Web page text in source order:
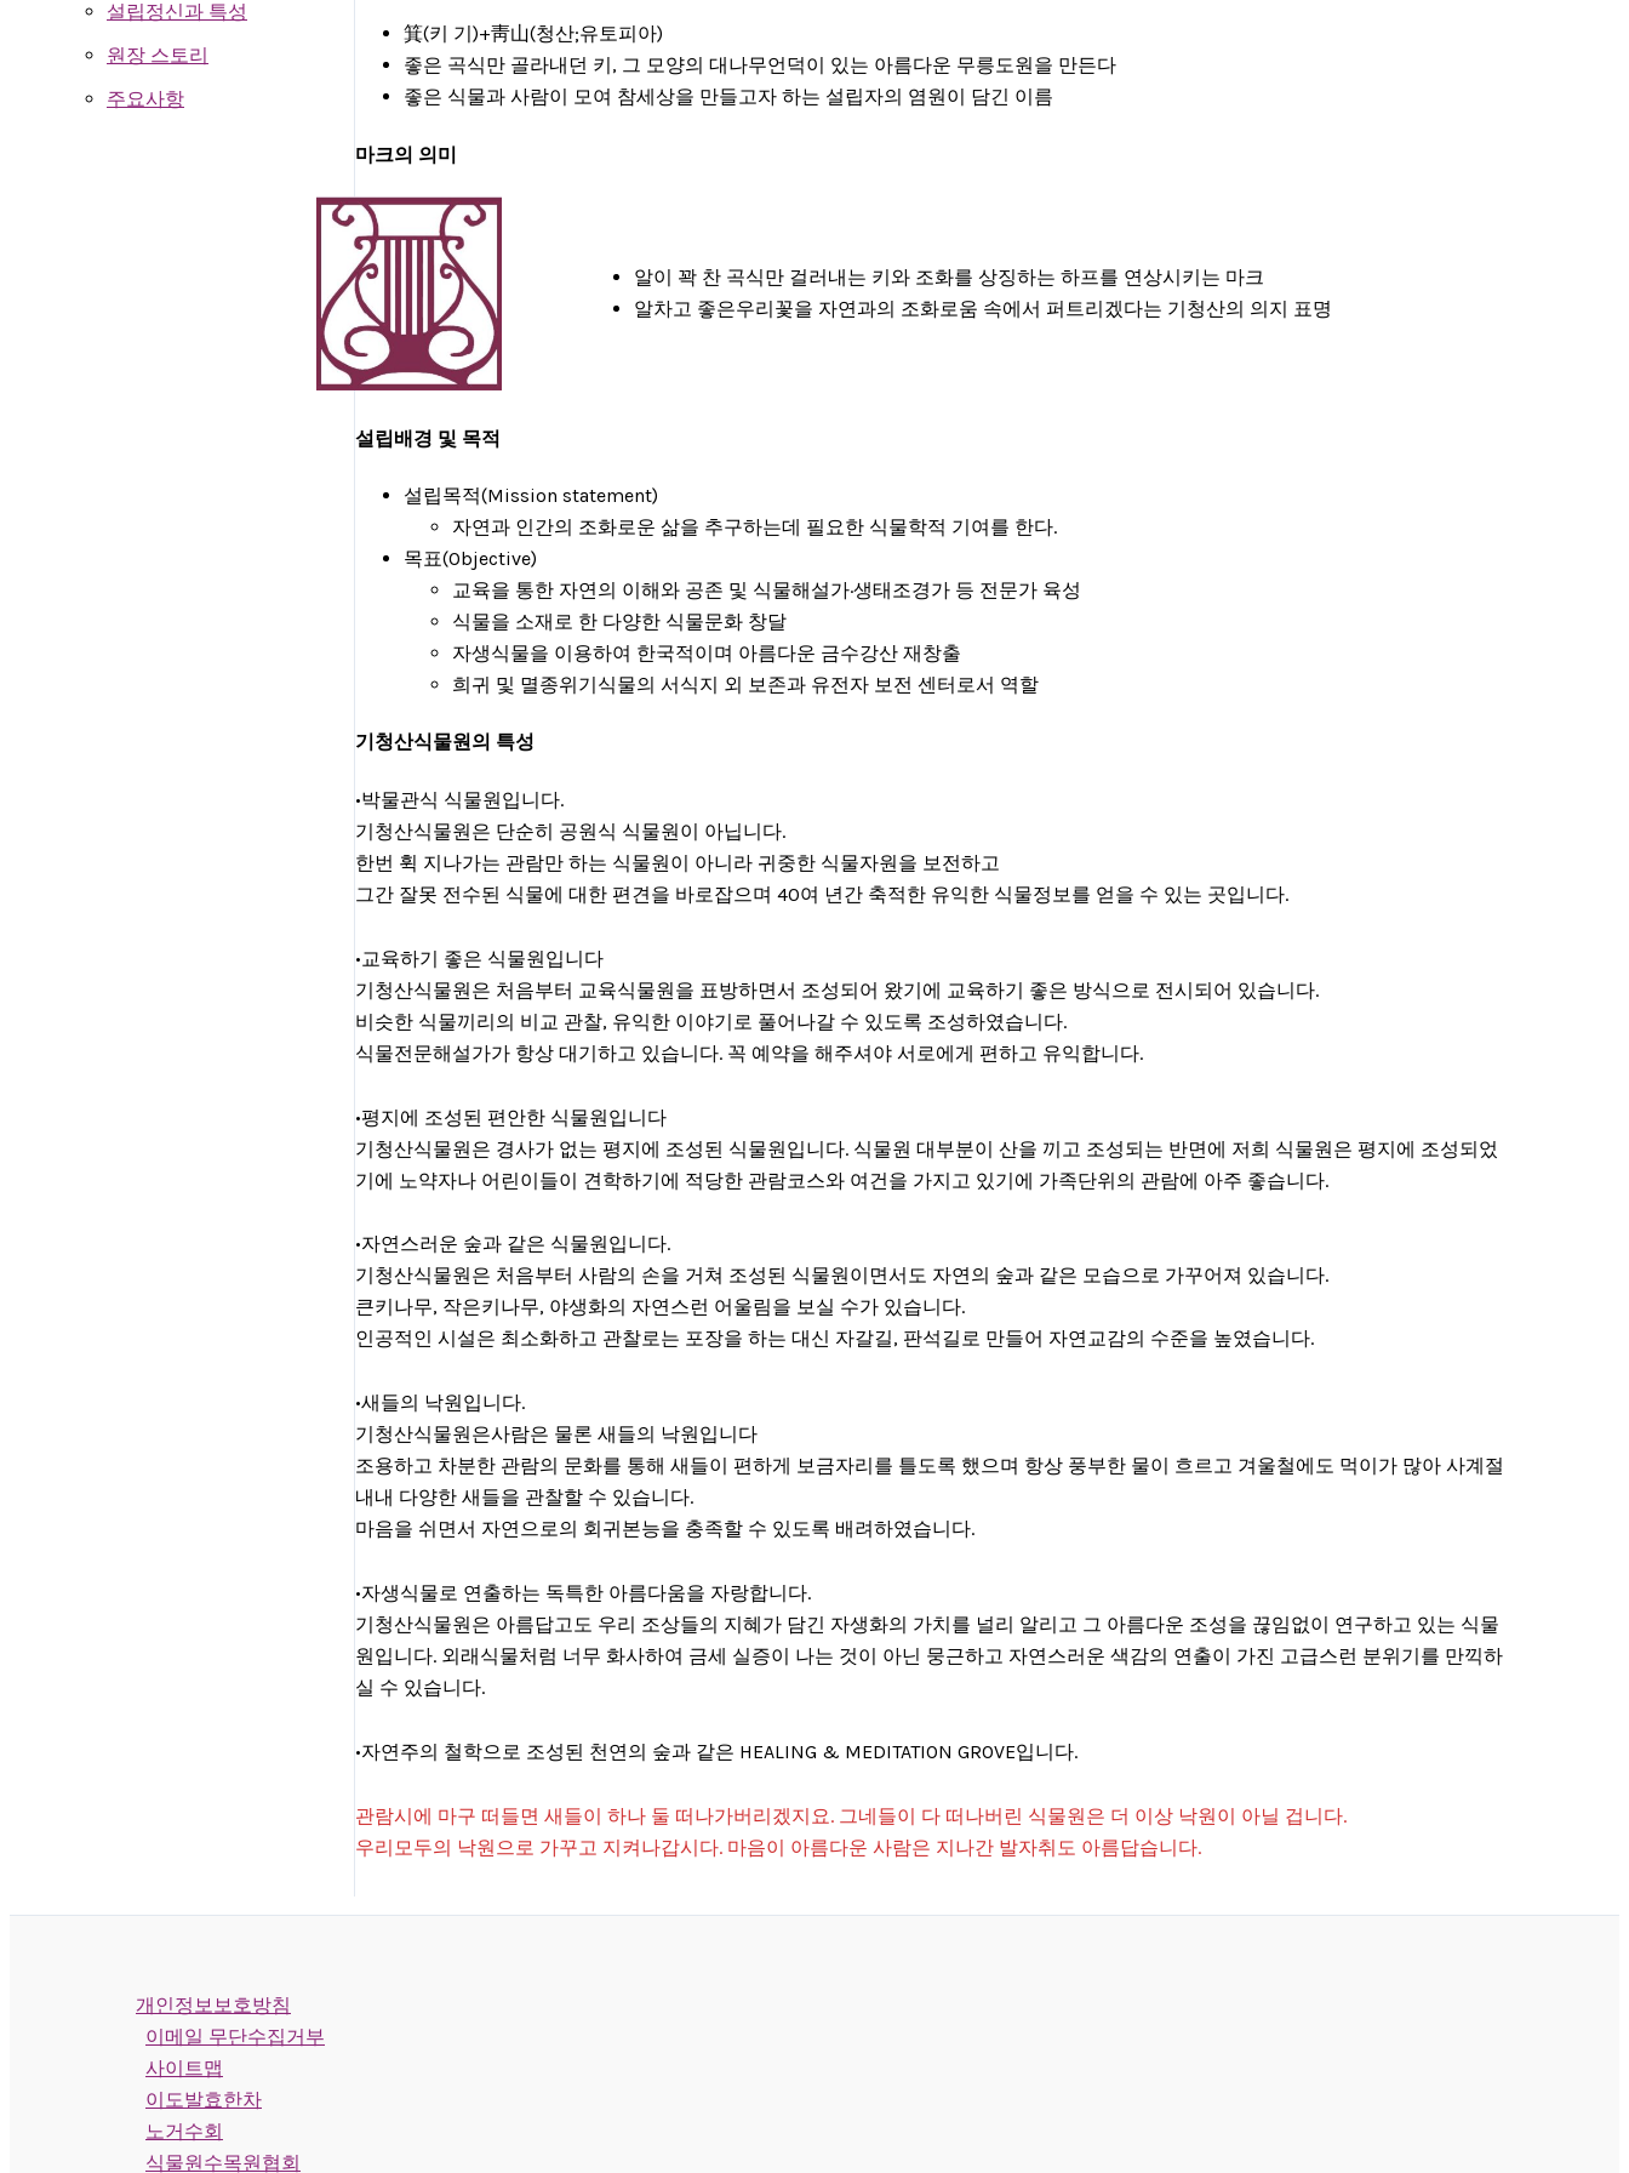
설립정신과 특성
원장 스토리
주요사항
箕(키 기)+靑山(청산;유토피아)
좋은 곡식만 골라내던 키, 그 모양의 대나무언덕이 있는 아름다운 무릉도원을 만든다
좋은 식물과 사람이 모여 참세상을 만들고자 하는 설립자의 염원이 담긴 이름
마크의 의미
알이 꽉 찬 곡식만 걸러내는 키와 조화를 상징하는 하프를 연상시키는 마크
알차고 좋은우리꽃을 자연과의 조화로움 속에서 퍼트리겠다는 기청산의 의지 표명
설립배경 및 목적
설립목적(Mission statement)
자연과 인간의 조화로운 삶을 추구하는데 필요한 식물학적 기여를 한다.
목표(Objective)
교육을 통한 자연의 이해와 공존 및 식물해설가·생태조경가 등 전문가 육성
식물을 소재로 한 다양한 식물문화 창달
자생식물을 이용하여 한국적이며 아름다운 금수강산 재창출
희귀 및 멸종위기식물의 서식지 외 보존과 유전자 보전 센터로서 역할
기청산식물원의 특성
•박물관식 식물원입니다.
기청산식물원은 단순히 공원식 식물원이 아닙니다.
한번 휙 지나가는 관람만 하는 식물원이 아니라 귀중한 식물자원을 보전하고
그간 잘못 전수된 식물에 대한 편견을 바로잡으며 40여 년간 축적한 유익한 식물정보를 얻을 수 있는 곳입니다.
•교육하기 좋은 식물원입니다
기청산식물원은 처음부터 교육식물원을 표방하면서 조성되어 왔기에 교육하기 좋은 방식으로 전시되어 있습니다.
비슷한 식물끼리의 비교 관찰, 유익한 이야기로 풀어나갈 수 있도록 조성하였습니다.
식물전문해설가가 항상 대기하고 있습니다. 꼭 예약을 해주셔야 서로에게 편하고 유익합니다.
•평지에 조성된 편안한 식물원입니다
기청산식물원은 경사가 없는 평지에 조성된 식물원입니다. 식물원 대부분이 산을 끼고 조성되는 반면에 저희 식물원은 평지에 조성되었
기에 노약자나 어린이들이 견학하기에 적당한 관람코스와 여건을 가지고 있기에 가족단위의 관람에 아주 좋습니다.
•자연스러운 숲과 같은 식물원입니다.
기청산식물원은 처음부터 사람의 손을 거쳐 조성된 식물원이면서도 자연의 숲과 같은 모습으로 가꾸어져 있습니다.
큰키나무, 작은키나무, 야생화의 자연스런 어울림을 보실 수가 있습니다.
인공적인 시설은 최소화하고 관찰로는 포장을 하는 대신 자갈길, 판석길로 만들어 자연교감의 수준을 높였습니다.
•새들의 낙원입니다.
기청산식물원은사람은 물론 새들의 낙원입니다
조용하고 차분한 관람의 문화를 통해 새들이 편하게 보금자리를 틀도록 했으며 항상 풍부한 물이 흐르고 겨울철에도 먹이가 많아 사계절
내내 다양한 새들을 관찰할 수 있습니다.
마음을 쉬면서 자연으로의 회귀본능을 충족할 수 있도록 배려하였습니다.
•자생식물로 연출하는 독특한 아름다움을 자랑합니다.
기청산식물원은 아름답고도 우리 조상들의 지혜가 담긴 자생화의 가치를 널리 알리고 그 아름다운 조성을 끊임없이 연구하고 있는 식물
원입니다. 외래식물처럼 너무 화사하여 금세 실증이 나는 것이 아닌 뭉근하고 자연스러운 색감의 연출이 가진 고급스런 분위기를 만끽하
실 수 있습니다.
•자연주의 철학으로 조성된 천연의 숲과 같은 HEALING & MEDITATION GROVE입니다.
관람시에 마구 떠들면 새들이 하나 둘 떠나가버리겠지요. 그네들이 다 떠나버린 식물원은 더 이상 낙원이 아닐 겁니다.
우리모두의 낙원으로 가꾸고 지켜나갑시다. 마음이 아름다운 사람은 지나간 발자취도 아름답습니다.
개인정보보호방침
이메일 무단수집거부
사이트맵
이도발효한차
노거수회
식물원수목원협회